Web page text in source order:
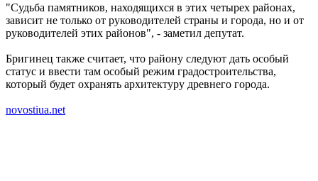
"Судьба памятников, находящихся в этих четырех районах,
зависит не только от руководителей страны и города, но и от
руководителей этих районов", - заметил депутат.
Бригинец также считает, что району следуют дать особый
статус и ввести там особый режим градостроительства,
который будет охранять архитектуру древнего города.
novostiua.net